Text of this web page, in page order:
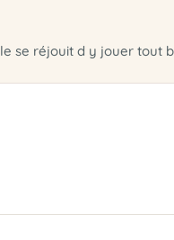
se réjouit d y jouer tout